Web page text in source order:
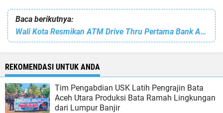
Baca berikutnya:
Wali Kota Resmikan ATM Drive Thru Pertama Bank Aceh di Lhokseumawe
REKOMENDASI UNTUK ANDA
Tim Pengabdian USK Latih Pengrajin Bata
Aceh Utara Produksi Bata Ramah Lingkungan
dari Lumpur Banjir